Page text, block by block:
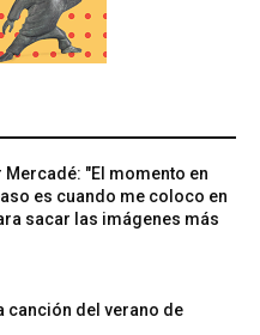
Mercadé: "El momento en
es cuando me coloco en
sacar las imágenes más
canción del verano de